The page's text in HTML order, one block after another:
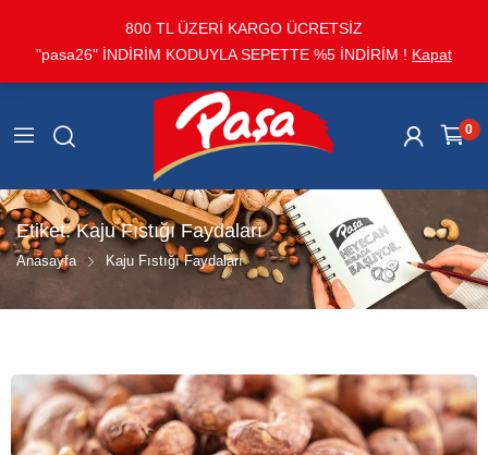
800 TL ÜZERİ KARGO ÜCRETSİZ
"pasa26" İNDİRİM KODUYLA SEPETTE %5 İNDİRİM ! Kapat
0
Etiket:Kaju Fıstığı Faydaları
Anasayfa Kaju Fıstığı Faydaları